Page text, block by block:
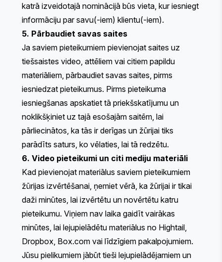
katrā izveidotajā nominācijā būs vieta, kur iesniegt
informāciju par savu(-iem) klientu(-iem).
5. Pārbaudiet savas saites
Ja saviem pieteikumiem pievienojat saites uz
tiešsaistes video, attēliem vai citiem papildu
materiāliem, pārbaudiet savas saites, pirms
iesniedzat pieteikumus. Pirms pieteikuma
iesniegšanas apskatiet tā priekšskatījumu un
noklikšķiniet uz tajā esošajām saitēm, lai
pārliecinātos, ka tās ir derīgas un žūrijai tiks
parādīts saturs, ko vēlaties, lai tā redzētu.
6. Video pieteikumi un citi mediju materiāli
Kad pievienojat materiālus saviem pieteikumiem
žūrijas izvērtēšanai, ņemiet vērā, ka žūrijai ir tikai
daži minūtes, lai izvērtētu un novērtētu katru
pieteikumu. Viņiem nav laika gaidīt vairākas
minūtes, lai lejupielādētu materiālus no Hightail,
Dropbox, Box.com vai līdzīgiem pakalpojumiem.
Jūsu pielikumiem jābūt tieši lejupielādējamiem un